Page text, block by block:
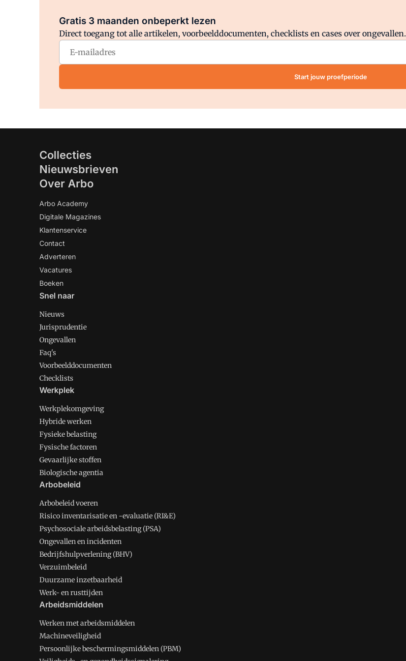
Gratis 3 maanden onbeperkt lezen
Direct toegang tot alle artikelen, voorbeelddocumenten, checklists en cases over ongevallen.
Start jouw proefperiode
Collecties
Nieuwsbrieven
Over Arbo
Arbo Academy
Digitale Magazines
Klantenservice
Contact
Adverteren
Vacatures
Boeken
Snel naar
Nieuws
Jurisprudentie
Ongevallen
Faq's
Voorbeelddocumenten
Checklists
Werkplek
Werkplekomgeving
Hybride werken
Fysieke belasting
Fysische factoren
Gevaarlijke stoffen
Biologische agentia
Arbobeleid
Arbobeleid voeren
Risico inventarisatie en -evaluatie (RI&E)
Psychosociale arbeidsbelasting (PSA)
Ongevallen en incidenten
Bedrijfshulpverlening (BHV)
Verzuimbeleid
Duurzame inzetbaarheid
Werk- en rusttijden
Arbeidsmiddelen
Werken met arbeidsmiddelen
Machineveiligheid
Persoonlijke beschermingsmiddelen (PBM)